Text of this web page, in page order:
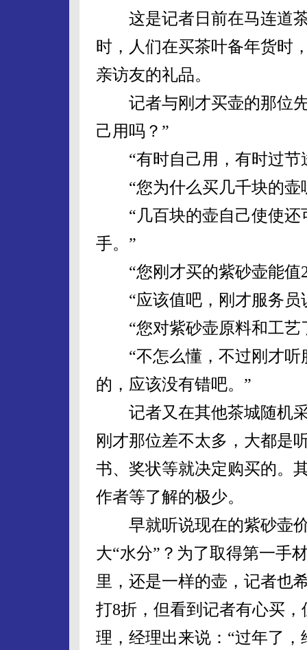
这是记者日前在马连道茶
时，人们在买茶叶备年货时
亲访友的礼品。
记者与刚才买壶的那位先
己用吗？”
“有时自己用，有时过节
“您为什么买几千块的壶
“几百块的壶自己使使还
手。”
“您刚才买的紫砂壶能值
“应该值吧，刚才服务员
“您对紫砂壶原料和工艺
“不怎么懂，不过刚才听
的，应该没有错吧。”
记者又在其他茶城随机采
刚才那位差不太多，大都是
书、奖状等就决定购买的。
作者等了解的极少。
早就听说现在的紫砂壶价
大“水分”？为了取得第一手
里，还是一样的壶，记者也
打8折，但看到记者有心买
理，经理出来说：“过年了